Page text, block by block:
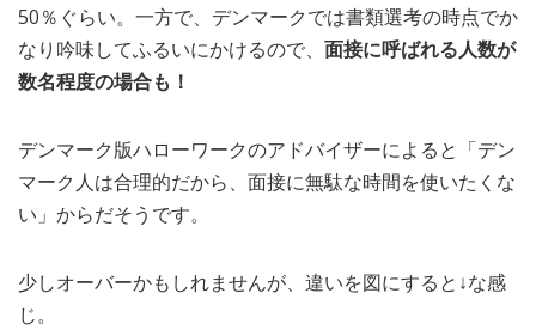
50％ぐらい。一方で、デンマークでは書類選考の時点でか
なり吟味してふるいにかけるので、 面接に呼ばれる人数が
数名程度の場合も！
デンマーク版ハローワークのアドバイザーによると「デン
マーク人は合理的だから、面接に無駄な時間を使いたくな
い」からだそうです。
少しオーバーかもしれませんが、違いを図にすると↓な感
じ。